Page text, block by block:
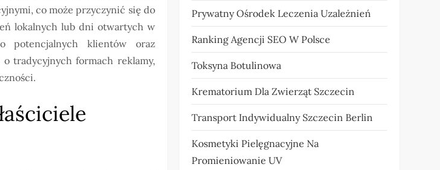
co może przyczynić się do
lokalnych lub dni otwartych w
potencjalnych klientów oraz
tradycyjnych formach reklamy,
Prywatny Ośrodek Leczenia Uzależnień
Ranking Agencji SEO W Polsce
Toksyna Botulinowa
Krematorium Dla Zwierząt Szczecin
Transport Indywidualny Szczecin Berlin
Kosmetyki Pielęgnacyjne Na
Promieniowanie UV